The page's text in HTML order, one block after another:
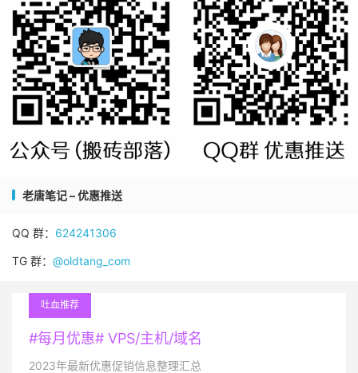
老唐笔记 – 优惠推送
QQ 群： 624241306
TG 群： @oldtang_com
吐血推荐
#每月优惠# VPS/主机/域名
2023年最新优惠促销信息整理汇总